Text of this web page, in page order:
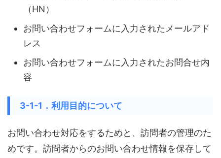
（HN）
お問い合わせフォームに入力されたメールアド
レス
お問い合わせフォームに入力されたお問合せ内
容
3-1-1．利用目的について
お問い合わせ対応をするためと、訪問者の管理のた
めです。訪問者からのお問い合わせ情報を保存して